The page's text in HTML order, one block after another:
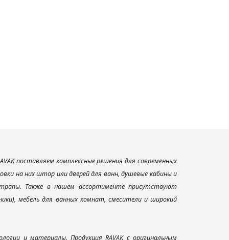
поставляем комплексные решения для современных
на них штор или дверей для ванн, душевые кабины и
Также в нашем ассортименте присутствуют
мебель для ванных комнат, смесители и широкий
и материалы. Продукция RAVAK с оригинальным